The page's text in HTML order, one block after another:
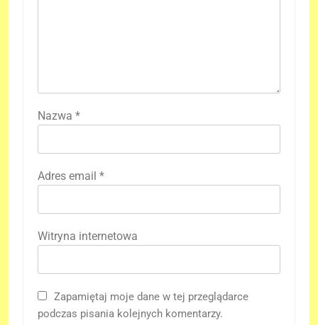
Nazwa *
Adres email *
Witryna internetowa
Zapamiętaj moje dane w tej przeglądarce
podczas pisania kolejnych komentarzy.